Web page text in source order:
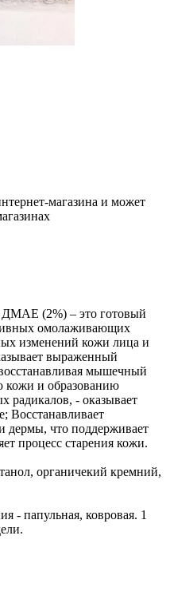
магазина и может
(2%) – это готовый
омолаживающих
изменений кожи лица и
выраженный
мышечный
кожи и образованию
радикалов, - оказывает
Восстанавливает
дермы, что поддерживает
процесс старения кожи.
органичекий кремний,
папульная, ковровая. 1